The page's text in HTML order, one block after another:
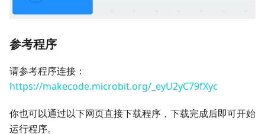
参考程序
请参考程序连接：
https://makecode.microbit.org/_eyU2yC79fXyc
你也可以通过以下网页直接下载程序，下载完成后即可开始
运行程序。